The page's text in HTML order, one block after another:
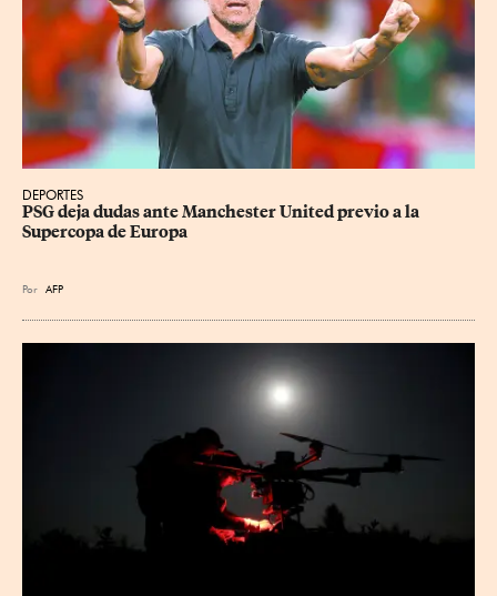
DEPORTES
PSG deja dudas ante Manchester United previo a la
Supercopa de Europa
Por AFP